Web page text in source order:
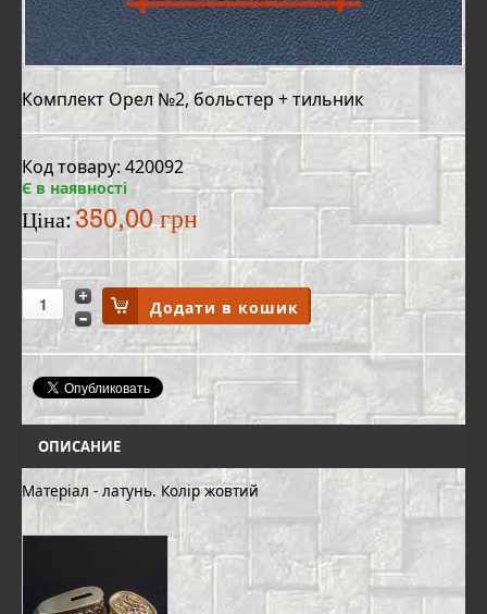
Комплект Орел №2, больстер + тильник
Код товару: 420092
Є в наявності
Ціна: 350,00 грн
ОПИСАНИЕ
Матеріал - латунь. Колір жовтий